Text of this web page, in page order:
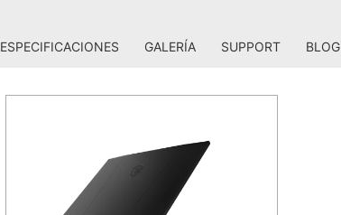
ESPECIFICACIONES GALERÍA SUPPORT BLOG